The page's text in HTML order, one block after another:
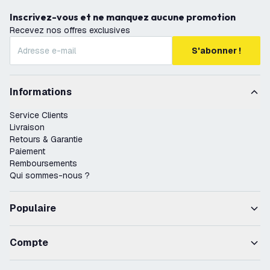
Inscrivez-vous et ne manquez aucune promotion
Recevez nos offres exclusives
S'abonner !
Informations
Service Clients
Livraison
Retours & Garantie
Paiement
Remboursements
Qui sommes-nous ?
Populaire
Compte